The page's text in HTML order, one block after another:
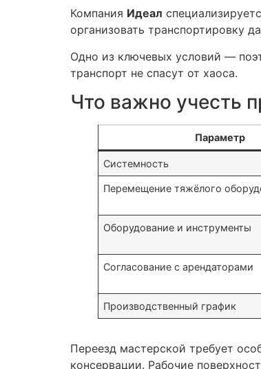
Компания Идеал
организовать транспортировку
Одно из ключевых условий —
транспорт не спасут от хаоса.
Что важно учесть
Параметр
Системность
Перемещение тяжёлого
Оборудование и инструменты
Согласование с арендаторами
Производственный график
Переезд мастерской требует
консервации. Рабочие